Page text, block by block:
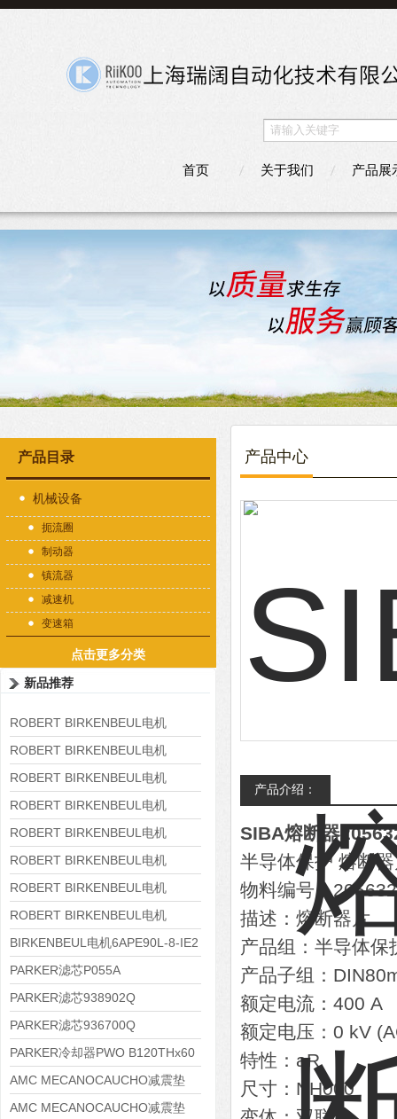
首页 关于我们 产品展
产品目录
机械设备
扼流圈
制动器
镇流器
减速机
变速箱
点击更多分类
新品推荐
ROBERT BIRKENBEUL电机
8APE225M-4-IE3
ROBERT BIRKENBEUL电机
8APE180L-4 IE3
ROBERT BIRKENBEUL电机
8APE160M-6 IE3
ROBERT BIRKENBEUL电机
8APE160L-4-IE3
ROBERT BIRKENBEUL电机
8APE112M-6K-IE3
ROBERT BIRKENBEUL电机
8APE100L-2 IE3
ROBERT BIRKENBEUL电机
8APE90S-4 IE3
ROBERT BIRKENBEUL电机
8APE80M-2K-IE3
BIRKENBEUL电机6APE90L-8-IE2
PARKER滤芯P055A
PARKER滤芯938902Q
PARKER滤芯936700Q
PARKER冷却器PWO B120THx60
AMC MECANOCAUCHO减震垫
138552
AMC MECANOCAUCHO减震垫
产品中心
产品介绍：
SIBA熔断器
半导体保护 熔断
物料编号：
描述：熔断器片
产品组：半导体保
产品子组：
额定电流：400 A
额定电压：0 kV
特性：aR
尺寸：NH000